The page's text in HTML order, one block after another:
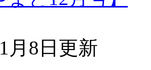
月8日更新